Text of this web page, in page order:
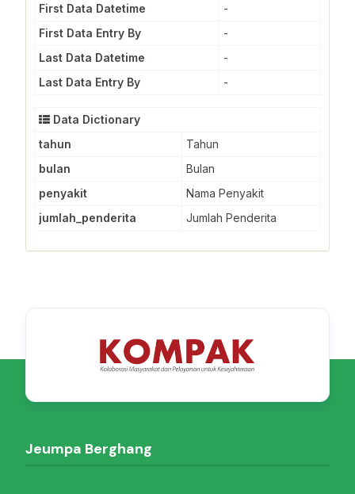
First Data Datetime
-
First Data Entry By
-
Last Data Datetime
-
Last Data Entry By
-
Data Dictionary
tahun
Tahun
bulan
Bulan
penyakit
Nama Penyakit
jumlah_penderita
Jumlah Penderita
Jeumpa Berghang